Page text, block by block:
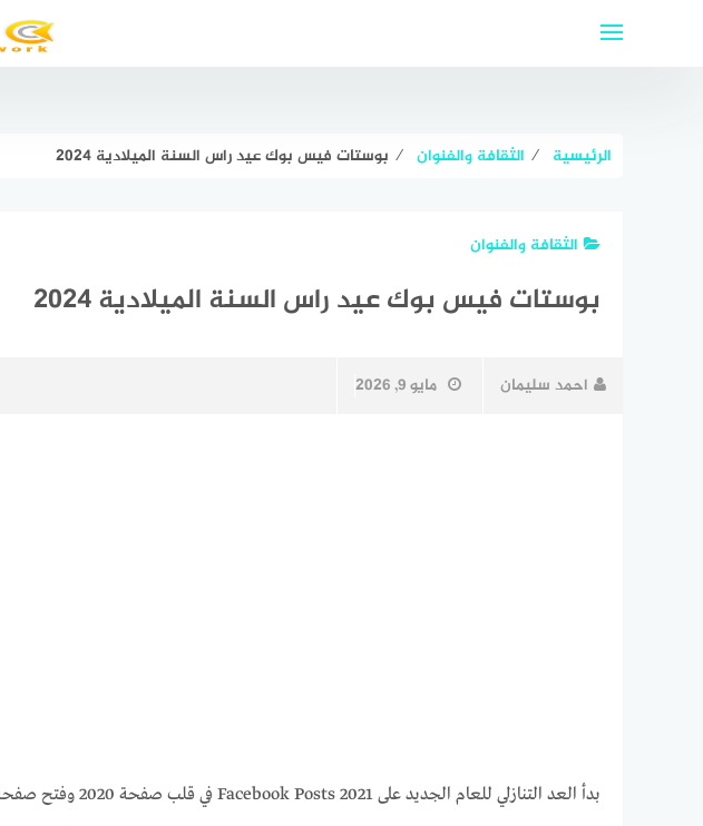
الرئيسية ⁄ الثقافة والفنوان ⁄ بوستات فيس بوك عيد راس السنة الميلادية 2024
الثقافة والفنوان
بوستات فيس بوك عيد راس السنة الميلادية 2024
احمد سليمان مايو 9, 2026